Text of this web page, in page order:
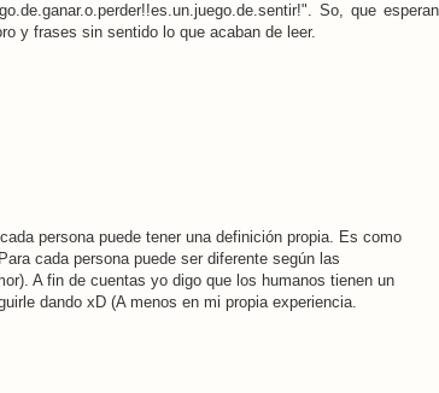
So, que esperan
y frases sin sentido lo que acaban de leer.
persona puede tener una definición propia. Es como
cada persona puede ser diferente según las
A fin de cuentas yo digo que los humanos tienen un
dando xD (A menos en mi propia experiencia.